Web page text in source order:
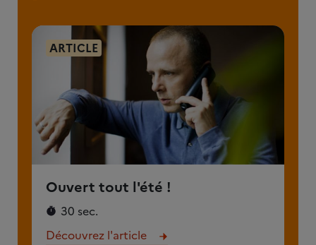
ARTICLE
Ouvert tout l'été !
30 sec.
Découvrez l'article